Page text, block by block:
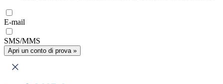
E-mail
SMS/MMS
Apri un conto di prova »